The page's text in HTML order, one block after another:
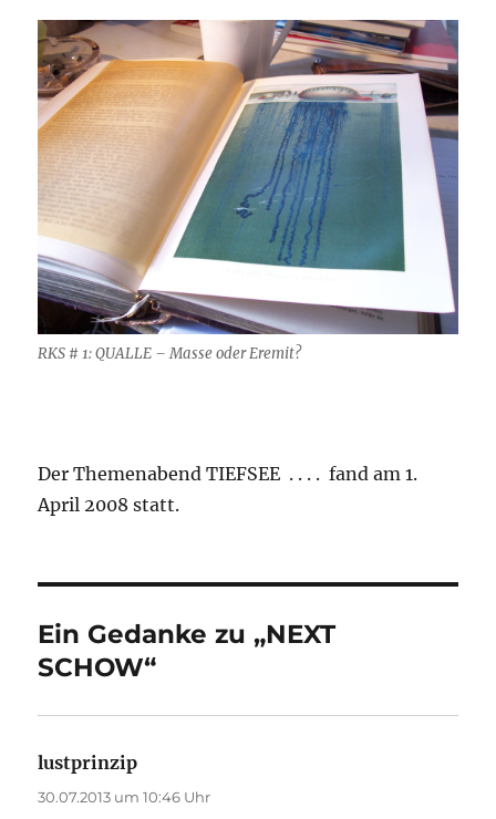
RKS # 1: QUALLE – Masse oder Eremit?
Der Themenabend TIEFSEE . . . . fand am 1.
April 2008 statt.
Ein Gedanke zu „NEXT
SCHOW“
lustprinzip
30.07.2013 um 10:46 Uhr